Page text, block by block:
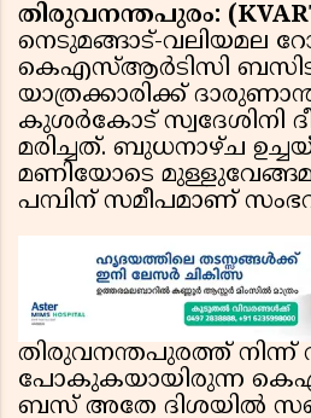
തിരുവനന്തപുരം:
നെടുമങ്ങാട്-വലിയമല
കെഎസ്ആർടിസി
യാത്രക്കാരിക്ക്
കുശർകോട് സ്വദേശിനി
മരിച്ചത്. ബുധനാഴ്ച
മണിയോടെ
പമ്പിന് സമീപമാണ്
തിരുവനന്തപുരത്ത് നിന്ന്
പോകുകയായിരുന്ന
ബസ് അതേ ദിശയിൽ